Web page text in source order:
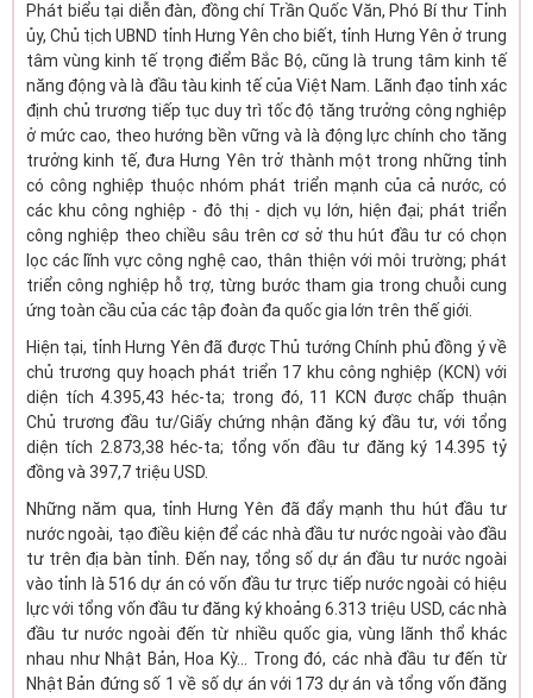
Phát biểu tại diễn đàn, đồng chí Trần Quốc Văn, Phó Bí thư Tỉnh
ủy, Chủ tịch UBND tỉnh Hưng Yên cho biết, tỉnh Hưng Yên ở trung
tâm vùng kinh tế trọng điểm Bắc Bộ, cũng là trung tâm kinh tế
năng động và là đầu tàu kinh tế của Việt Nam. Lãnh đạo tỉnh xác
định chủ trương tiếp tục duy trì tốc độ tăng trưởng công nghiệp
ở mức cao, theo hướng bền vững và là động lực chính cho tăng
trưởng kinh tế, đưa Hưng Yên trở thành một trong những tỉnh
có công nghiệp thuộc nhóm phát triển mạnh của cả nước, có
các khu công nghiệp - đô thị - dịch vụ lớn, hiện đại; phát triển
công nghiệp theo chiều sâu trên cơ sở thu hút đầu tư có chọn
lọc các lĩnh vực công nghệ cao, thân thiện với môi trường; phát
triển công nghiệp hỗ trợ, từng bước tham gia trong chuỗi cung
ứng toàn cầu của các tập đoàn đa quốc gia lớn trên thế giới.
Hiện tại, tỉnh Hưng Yên đã được Thủ tướng Chính phủ đồng ý về
chủ trương quy hoạch phát triển 17 khu công nghiệp (KCN) với
diện tích 4.395,43 héc-ta; trong đó, 11 KCN được chấp thuận
Chủ trương đầu tư/Giấy chứng nhận đăng ký đầu tư, với tổng
diện tích 2.873,38 héc-ta; tổng vốn đầu tư đăng ký 14.395 tỷ
đồng và 397,7 triệu USD.
Những năm qua, tỉnh Hưng Yên đã đẩy mạnh thu hút đầu tư
nước ngoài, tạo điều kiện để các nhà đầu tư nước ngoài vào đầu
tư trên địa bàn tỉnh. Đến nay, tổng số dự án đầu tư nước ngoài
vào tỉnh là 516 dự án có vốn đầu tư trực tiếp nước ngoài có hiệu
lực với tổng vốn đầu tư đăng ký khoảng 6.313 triệu USD, các nhà
đầu tư nước ngoài đến từ nhiều quốc gia, vùng lãnh thổ khác
nhau như Nhật Bản, Hoa Kỳ… Trong đó, các nhà đầu tư đến từ
Nhật Bản đứng số 1 về số dự án với 173 dự án và tổng vốn đăng